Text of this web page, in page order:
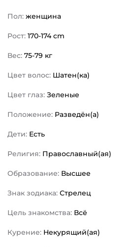
Пол: женщина
Рост: 170-174 cm
Вес: 75-79 кг
Цвет волос: Шатен(ка)
Цвет глаз: Зеленые
Положение: Разведён(а)
Дети: Есть
Религия: Православный(ая)
Образование: Высшее
Знак зодиака: Стрелец
Цель знакомства: Всё
Курение: Некурящий(ая)